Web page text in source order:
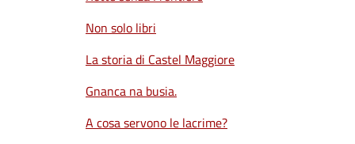
Non solo libri
La storia di Castel Maggiore
Gnanca na busia.
A cosa servono le lacrime?